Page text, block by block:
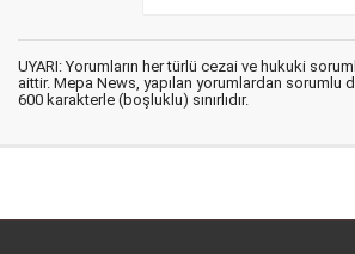
UYARI: Yorumların her türlü cezai ve hukuki
aittir. Mepa News, yapılan yorumlardan sorumlu
600 karakterle (boşluklu) sınırlıdır.